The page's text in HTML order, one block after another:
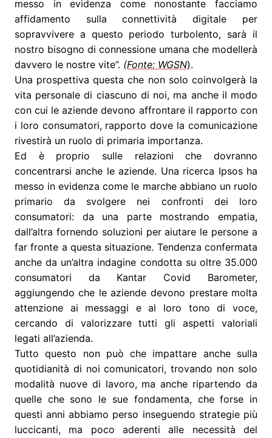
messo in evidenza come nonostante facciamo
affidamento sulla connettività digitale per
sopravvivere a questo periodo turbolento, sarà il
nostro bisogno di connessione umana che modellerà
davvero le nostre vite”. (Fonte: WGSN).
Una prospettiva questa che non solo coinvolgerà la
vita personale di ciascuno di noi, ma anche il modo
con cui le aziende devono affrontare il rapporto con
i loro consumatori, rapporto dove la comunicazione
rivestirà un ruolo di primaria importanza.
Ed è proprio sulle relazioni che dovranno
concentrarsi anche le aziende. Una ricerca Ipsos ha
messo in evidenza come le marche abbiano un ruolo
primario da svolgere nei confronti dei loro
consumatori: da una parte mostrando empatia,
dall’altra fornendo soluzioni per aiutare le persone a
far fronte a questa situazione. Tendenza confermata
anche da un’altra indagine condotta su oltre 35.000
consumatori da Kantar Covid Barometer,
aggiungendo che le aziende devono prestare molta
attenzione ai messaggi e al loro tono di voce,
cercando di valorizzare tutti gli aspetti valoriali
legati all’azienda.
Tutto questo non può che impattare anche sulla
quotidianità di noi comunicatori, trovando non solo
modalità nuove di lavoro, ma anche ripartendo da
quelle che sono le sue fondamenta, che forse in
questi anni abbiamo perso inseguendo strategie più
luccicanti, ma poco aderenti alle necessità del